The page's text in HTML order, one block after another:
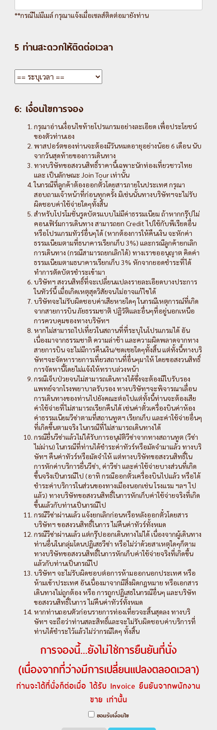
**กรณีไม่มีเมล์ กรุณาแจ้งเมื่อเซลส์ติดต่อมายังท่าน
5 ท่านสะดวกให้ติดต่อเวลา
6: เงื่อนไขการจอง
กรุณาอ่านเงื่อนไขท้ายโปรแกรมอย่างละเอียด เพื่อประโยชน์
ของตัวท่านเอง
พาสปอร์ตของท่านจะต้องมีวันหมดอายุอย่างน้อย 6 เดือน นับ
จากวันสุดท้ายของการเดินทาง
ทางบริษัทขอสงวนสิทธิ์ราคานี้เฉพาะนักท่องเที่ยวชาวไทย
และ เป็นลักษณะ Join Tour เท่านั้น
ในกรณีที่ลูกค้าต้องออกตั๋วโดยสารภายในประเทศ กรุณา
สอบถามเจ้าหน้าที่ก่อนทุกครั้ง มิเช่นนั้นทางบริษัทฯจะไม่รับ
ผิดชอบค่าใช้จ่ายใดๆทั้งสิ้น
สำหรับโปรโมชั่นรูดบัตรแบบไม่มีค่าธรรมเนียม ถ้าหากกรุ๊ปไม่
คอนเฟิร์มการเดินทาง สามารถยก Credit ไปใช้กับพีเรียดอื่น
หรือโปรแกรมทัวร์อื่นๆได้ (หากต้องการให้คืนเงิน จะหักค่า
ธรรมเนียมตามที่ธนาคารเรียกเก็บ 3%) และกรณีลูกค้ายกเลิก
การเดินทาง (กรณีสามารถยกเลิกได้) ทางเราขออนุญาต คิดค่า
ธรรมเนียมตามธนาคารเรียกเก็บ 3% หักจากยอดชำระที่ได้
ทำการตัดบัตรชำระเข้ามา
บริษัทฯ สงวนสิทธิ์ที่จะเปลี่ยนแปลงรายละเอียดบางประการ
ในทัวร์นี้ เมื่อเกิดเหตุสุดวิสัยจนไม่อาจแก้ไขได้
บริษัทจะไม่รับผิดชอบค่าเสียหายใดๆ ในกรณีเหตุการณ์ที่เกิด
จากสายการบิน ภัยธรรมชาติ ปฏิวัติและอื่นๆที่อยู่นอกเหนือ
การควบคุมของทางบริษัทฯ
หากไม่สามารถไปเที่ยวในสถานที่ที่ระบุในโปรแกรมได้ อัน
เนื่องมาจากธรรมชาติ ความล่าช้า และความผิดพลาดจากทาง
สายการบิน จะไม่มีการคืนเงิน/ชดเชยใดๆทั้งสิ้น แต่ทั้งนี้ทางบริ
ษัทฯจะจัดหารายการเที่ยวสถานที่อื่นๆมาให้ โดยขอสงวนสิทธิ์
การจัดหานี้โดยไม่แจ้งให้ทราบล่วงหน้า
กรณีเจ็บป่วยจนไม่สามารถเดินทางได้ซึ่งจะต้องมีใบรับรอง
แพทย์จากโรงพยาบาลรับรอง ทางบริษัทฯจะพิจารณาเลื่อน
การเดินทางของท่านไปยังคณะต่อไปแต่ทั้งนี้ท่านจะต้องเสีย
ค่าใช้จ่ายที่ไม่สามารถเรียกคืนได้ เช่นค่าตั๋วเครื่องบินค่าห้อง
ค่าธรรมเนียมวีซ่าตามที่สถานทูตฯ เรียกเก็บ และค่าใช้จ่ายอื่นๆ
ที่เกิดขึ้นตามจริง ในกรณีที่ไม่สามารถเดินทางได้
กรณียื่นวีซ่าแล้วไม่ได้รับการอนุมัติวีซ่าจากทางสถานทูต (วีซ่า
ไม่ผ่าน) ในกรณีที่ท่านได้ชำระค่าทัวร์หรือมัดจำมาแล้ว ทางบริ
ษัทฯ คืนค่าทัวร์หรือมัดจำให้ แต่ทางบริษัทขอสงวนสิทธิ์ใน
การหักค่าบริการยื่นวีซ่า, ค่าวีซ่า และค่าใช้จ่ายบางส่วนที่เกิด
ขึ้นจริงเป็นกรณีไป (อาทิ กรณีออกตั๋วเครื่องบินไปแล้ว หรือได้
ชำระค่าบริการในส่วนของทางเมืองนอกเช่น โรงแรม ฯลฯ ไป
แล้ว) ทางบริษัทขอสงวนสิทธิ์ในการหักเก็บค่าใช้จ่ายจริงที่เกิด
ขึ้นแล้วกับท่านเป็นกรณีไป
กรณีวีซ่าผ่านแล้ว แจ้งยกเลิกก่อนหรือหลังออกตั๋วโดยสาร
บริษัทฯ ขอสงวนสิทธิ์ในการ ไม่คืนค่าทัวร์ทั้งหมด
กรณีวีซ่าผ่านแล้ว แต่กรุ๊ปออกเดินทางไม่ได้ เนื่องจากผู้เดินทาง
ท่านอื่นในกลุ่มโดนปฏิเสธวีซ่า หรือไม่ว่าด้วยสาเหตุใดๆก็ตาม
ทางบริษัทขอสงวนสิทธิ์ในการหักเก็บค่าใช้จ่ายจริงที่เกิดขึ้น
แล้วกับท่านเป็นกรณีไป
บริษัทฯ จะไม่รับผิดชอบต่อการห้ามออกนอกประเทศ หรือ
ห้ามเข้าประเทศ อันเนื่องมาจากมีสิ่งผิดกฎหมาย หรือเอกสาร
เดินทางไม่ถูกต้อง หรือ การถูกปฏิเสธในกรณีอื่นๆ และบริษัท
ขอสงวนสิทธิ์ในการ ไม่คืนค่าทัวร์ทั้งหมด
หากท่านถอนตัวก่อนรายการท่องเที่ยวจะสิ้นสุดลง ทางบริ
ษัทฯ จะถือว่าท่านสละสิทธิ์และจะไม่รับผิดชอบค่าบริการที่
ท่านได้ชำระไว้แล้วไม่ว่ากรณีใดๆ ทั้งสิ้น
การจองนี้...ยังไม่ใช่การยืนยันที่นั่ง
(เนื่องจากที่ว่างมีการเปลี่ยนแปลงตลอดเวลา)
ท่านจะได้ที่นั่งก็ต่อเมื่อ ได้รับ Invoice ยืนยันจากพนักงาน
ขาย เท่านั้น
ยอมรับเงื่อนไข